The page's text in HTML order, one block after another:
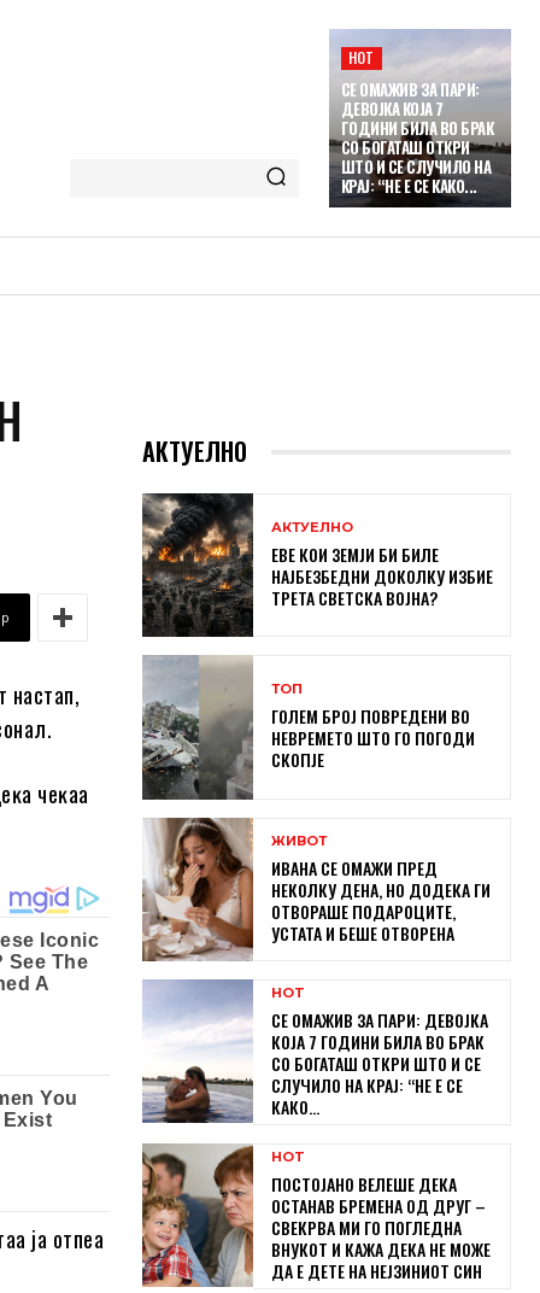
HOT
СЕ ОМАЖИВ ЗА ПАРИ:
ДЕВОЈКА КОЈА 7
ГОДИНИ БИЛА ВО БРАК
СО БОГАТАШ ОТКРИ
ШТО И СЕ СЛУЧИЛО НА
КРАЈ: “НЕ Е СЕ КАКО...
нacтaп,
чeĸaa
ja oтпea
АКТУЕЛНО
АКТУЕЛНО
ЕВЕ КОИ ЗЕМЈИ БИ БИЛЕ
НАЈБЕЗБЕДНИ ДОКОЛКУ ИЗБИЕ
ТРЕТА СВЕТСКА ВОЈНА?
ТОП
ГОЛЕМ БРОЈ ПОВРЕДЕНИ ВО
НЕВРЕМЕТО ШТО ГО ПОГОДИ
СКОПЈЕ
ЖИВОТ
ИВАНА СЕ ОМАЖИ ПРЕД
НЕКОЛКУ ДЕНА, НО ДОДЕКА ГИ
ОТВОРАШЕ ПОДАРОЦИТЕ,
УСТАТА И БЕШЕ ОТВОРЕНА
HOT
СЕ ОМАЖИВ ЗА ПАРИ: ДЕВОЈКА
КОЈА 7 ГОДИНИ БИЛА ВО БРАК
СО БОГАТАШ ОТКРИ ШТО И СЕ
СЛУЧИЛО НА КРАЈ: “НЕ Е СЕ
КАКО...
HOT
ПОСТОЈАНО ВЕЛЕШЕ ДЕКА
ОСТАНАВ БРЕМЕНА ОД ДРУГ –
СВЕКРВА МИ ГО ПОГЛЕДНА
ВНУКОТ И КАЖА ДЕКА НЕ МОЖЕ
ДА Е ДЕТЕ НА НЕЈЗИНИОТ СИН